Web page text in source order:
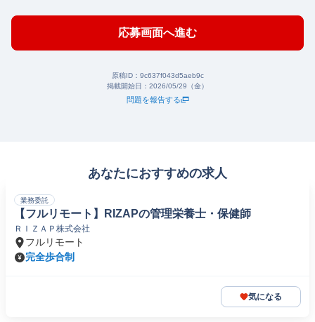
応募画面へ進む
原稿ID： 9c637f043d5aeb9c
掲載開始日： 2026/05/29（金）
問題を報告する
あなたにおすすめの求人
業務委託
【フルリモート】RIZAPの管理栄養士・保健師
ＲＩＺＡＰ株式会社
フルリモート
完全歩合制
気になる